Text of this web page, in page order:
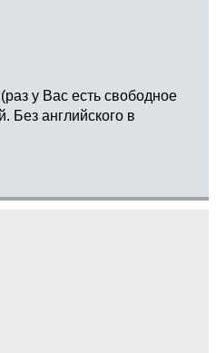
у Вас есть свободное
Без английского в